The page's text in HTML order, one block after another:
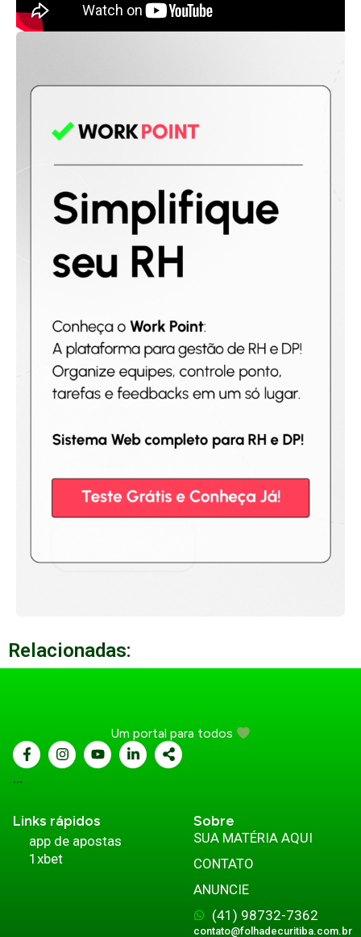
Relacionadas:
Um portal para todos
...
Links rápidos
app de apostas
1xbet
Sobre
SUA MATÉRIA AQUI
CONTATO
ANUNCIE
(41) 98732-7362
contato@folhadecuritiba.com.br